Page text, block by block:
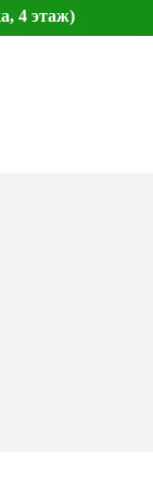
4 этаж)